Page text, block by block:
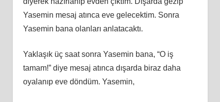
Yasemin mesaj atınca eve gelecektim. Sonra
Yasemin bana olanları anlatacaktı.
Yaklaşık üç saat sonra Yasemin bana, “O iş
tamam!” diye mesaj atınca dışarda biraz daha
oyalanıp eve döndüm. Yasemin,